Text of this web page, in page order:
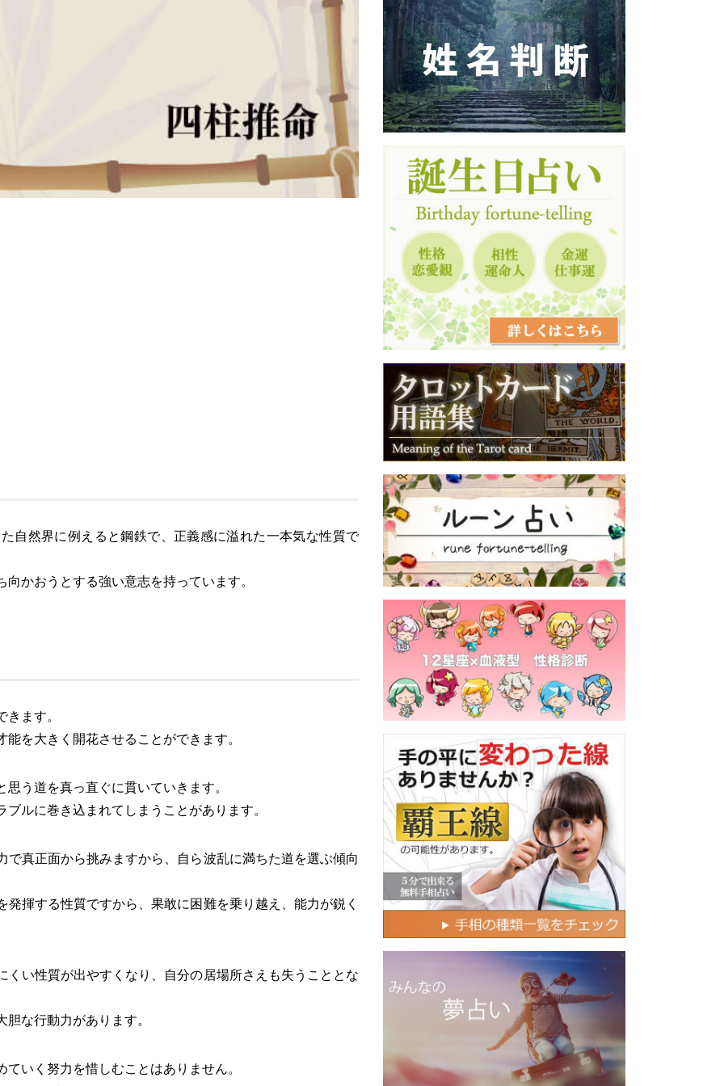
自然界に例えると鋼鉄で、正義感に溢れた一本気な性質で
かおうとする強い意志を持っています。
ます。
を大きく開花させることができます。
う道を真っ直ぐに貫いていきます。
ルに巻き込まれてしまうことがあります。
真正面から挑みますから、自ら波乱に満ちた道を選ぶ傾向
揮する性質ですから、果敢に困難を乗り越え、能力が鋭く
い性質が出やすくなり、自分の居場所さえも失うこととな
な行動力があります。
いく努力を惜しむことはありません。